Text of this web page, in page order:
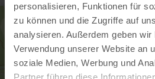
personalisieren, Funktionen für
zu können und die Zugriffe auf
analysieren. Außerdem geben
Verwendung unserer Website an
soziale Medien, Werbung und
Partner führen diese